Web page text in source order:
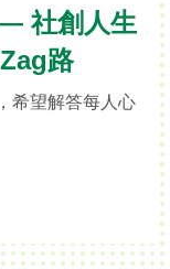
社創人生
路
希望解答每人心